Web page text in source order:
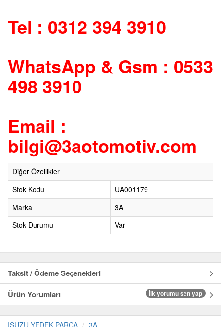
Tel : 0312 394 3910
WhatsApp & Gsm : 0533
498 3910
Email :
bilgi@3aotomotiv.com
Diğer Özellikler
Stok Kodu
UA001179
Marka
3A
Stok Durumu
Var
Taksit / Ödeme Seçenekleri
Ürün Yorumları
İlk yorumu sen yap
ISUZU YEDEK PARÇA 3A